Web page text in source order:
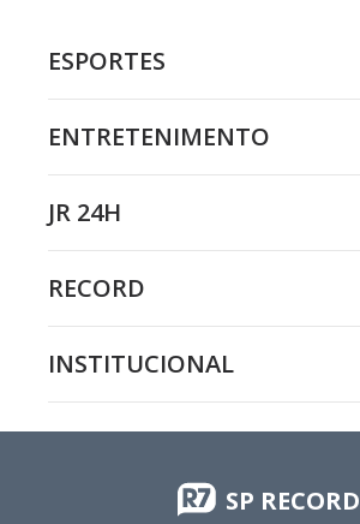
ESPORTES
ENTRETENIMENTO
JR 24H
RECORD
INSTITUCIONAL
SP RECORD